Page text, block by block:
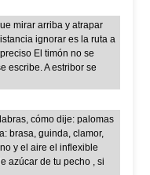
mirar arriba y atrapar
ignorar es la ruta a
El timón no se
escribe. A estribor se
cómo dije: palomas
brasa, guinda, clamor,
y el aire el inflexible
azúcar de tu pecho , si